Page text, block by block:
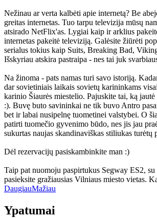
Nežinau ar verta kalbėti apie internetą? Be
greitas internetas. Tuo tarpu televizija mūsų
atsirado NetFlix'as. Lygiai kaip ir arklius
internetas pakeitė televiziją. Galėsite žiūrėti
serialus tokius kaip Suits, Breaking Bad,
Išskyriau atskira pastraipa - nes tai juk
Na žinoma - pats namas turi savo istoriją.
dar sovietiniais laikais sovietų karininkams
karinio Šiaurės miestelio. Pajuskite tai, ką
:). Buvę buto savininkai ne tik buvo Antro
bet ir labai nusipelnę tuometinei valstybei. O
patirti tuomečio gyvenimo būdo, nes jis jau
sukurtas naujas skandinaviškas stiliukas turėtų
Dėl rezervacijų pasiskambinkite man :)
Taip pat nuomoju paspirtukus Segway ES2,
pasieksite gražiausias Vilniaus miesto vietas.
DaugiauMažiau
Ypatumai